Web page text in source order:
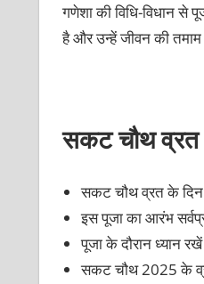
गणेशा की विधि-विधान से
है और उन्हें जीवन की
सकट चौथ व्रत
सकट चौथ व्रत के
इस पूजा का आरंभ
पूजा के दौरान ध्यान
सकट चौथ 2025 के